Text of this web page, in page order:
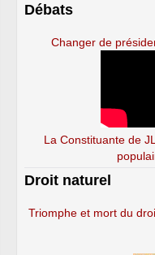
Débats
Changer de
La Constituante de
Droit naturel
Triomphe et mort du